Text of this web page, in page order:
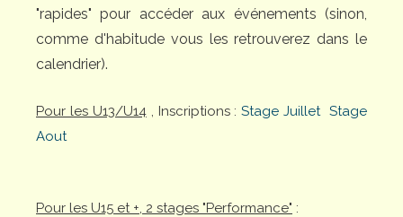
"rapides" pour accéder aux événements (sinon,
comme d'habitude vous les retrouverez dans le
calendrier).
Pour les U13/U14, Inscriptions :Stage Juillet Stage
Aout
Pour les U15 et +, 2 stages "Performance" :